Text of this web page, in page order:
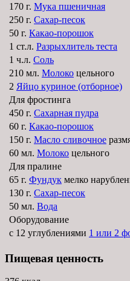
170 г. Мука пшеничная
250 г. Сахар-песок
50 г. Какао-порошок
1 ст.л. Разрыхлитель теста
1 ч.л. Соль
210 мл. Молоко цельного
2 Яйцо куриное (отборное)
Для фростинга
450 г. Сахарная пудра
60 г. Какао-порошок
150 г. Масло сливочное
60 мл. Молоко цельного
Для пралине
65 г. Фундук мелко
130 г. Сахар-песок
50 мл. Вода
Оборудование
с 12 углублениями 1 или 2
Пищевая ценность